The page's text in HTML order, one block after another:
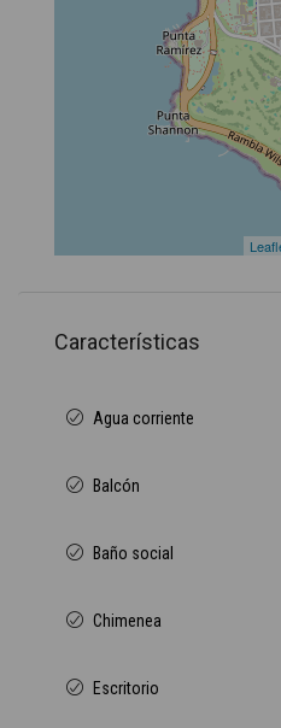
Características
Agua corriente
Balcón
Baño social
Chimenea
Escritorio